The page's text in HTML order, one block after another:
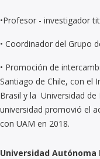
•Profesor - investigador
• Coordinador del Grupo
• Promoción de
Santiago de Chile, con el
Brasil y la Universidad
universidad promovió el
con UAM en 2018.
Universidad